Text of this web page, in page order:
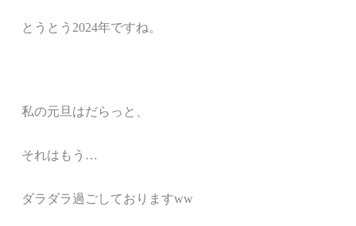
とうとう2024年ですね。
私の元旦はだらっと、
それはもう…
ダラダラ過ごしておりますww